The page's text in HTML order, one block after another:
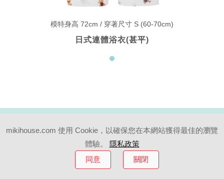
模特身高 72cm / 穿著尺寸 S (60-70cm)
日式連體浴衣(甚平)
#07
紗布巾單品
mikihouse.com 使用 Cookie，以確保您在本網站獲得最佳的瀏覽
體驗。 隱私政策
同意
關閉